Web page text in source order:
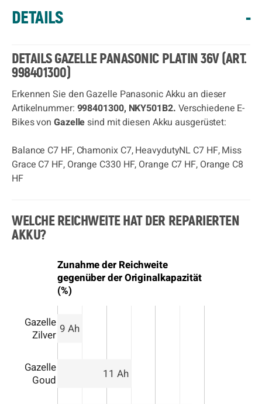
DETAILS -
DETAILS GAZELLE PANASONIC PLATIN 36V (ART.
998401300)
Erkennen Sie den Gazelle Panasonic Akku an dieser
Artikelnummer: 998401300, NKY501B2. Verschiedene E-
Bikes vonGazelle sind mit diesen Akku ausgerüstet:
Balance C7 HF, Chamonix C7, HeavydutyNL C7 HF, Miss
Grace C7 HF, Orange C330 HF, Orange C7 HF, Orange C8
HF
WELCHE REICHWEITE HAT DER REPARIERTEN
AKKU?
Zunahme der Reichweite
gegenüber der Originalkapazität
(%)
Gazelle
Zilver
Gazelle
Goud
9 Ah
11 Ah